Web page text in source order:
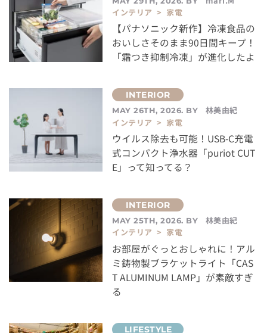
インテリア > 家電
【パナソニック新作】冷凍食品の
おいしさそのまま90日間キープ！
「霜つき抑制冷凍」が進化したよ
MAY 26TH, 2026. BY
林美由紀
インテリア > 家電
ウイルス除去も可能！USB-C充電
式コンパクト浄水器「puriot CUT
E」って知ってる？
MAY 25TH, 2026. BY
林美由紀
インテリア > 家電
お部屋がぐっとおしゃれに！アル
ミ鋳物製ブラケットライト「CAS
T ALUMINUM LAMP」が素敵すぎ
る